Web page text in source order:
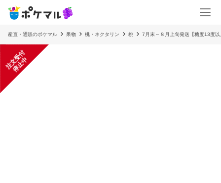
産直・通販のポケマル 果物 桃・ネクタリン 桃 7月末～８月上旬発送【糖度13度
注
文
受
付
停
止
中